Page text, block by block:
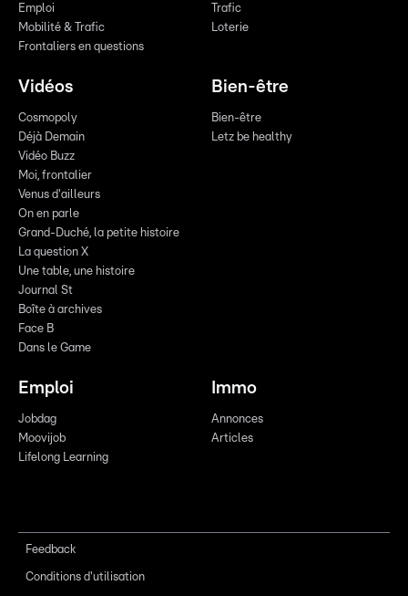
Emploi
Mobilité & Trafic
Frontaliers en questions
Trafic
Loterie
Vidéos
Cosmopoly
Déjà Demain
Vidéo Buzz
Moi, frontalier
Venus d'ailleurs
On en parle
Grand-Duché, la petite histoire
La question X
Une table, une histoire
Journal St
Boîte à archives
Face B
Dans le Game
Bien-être
Bien-être
Letz be healthy
Emploi
Jobdag
Moovijob
Lifelong Learning
Immo
Annonces
Articles
Feedback
Conditions d'utilisation